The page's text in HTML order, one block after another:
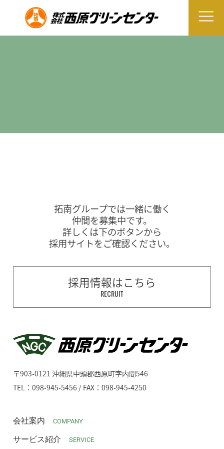
拓南グループでは一緒に働く
仲間を募集中です。
詳しくは下のボタンから
採用サイトをご確認ください。
採用情報はこちら
RECRUIT
〒903-0121 沖縄県中頭郡西原町字内間546
TEL：098-945-5456 / FAX：098-945-4250
会社案内 COMPANY
サービス紹介 SERVICE